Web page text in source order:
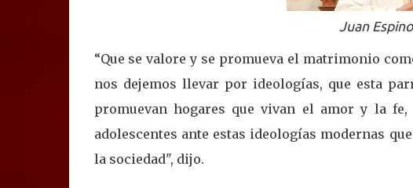
Juan
“Que se valore y se promueva el matrimonio
nos dejemos llevar por ideologías, que esta
promuevan hogares que vivan el amor y la
adolescentes ante estas ideologías modernas
la sociedad", dijo.